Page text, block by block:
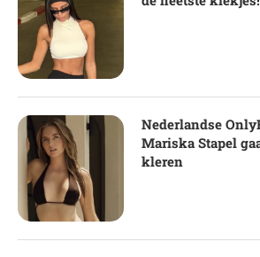
Nederlandse
Mariska Stapel
kleren